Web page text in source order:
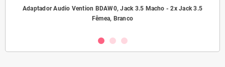
Adaptador Audio Vention BDAW0, Jack 3.5 Macho - 2x Jack 3.5
Fêmea, Branco